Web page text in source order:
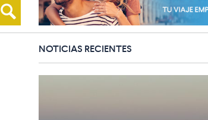
p
NOTICIAS RECIENTES